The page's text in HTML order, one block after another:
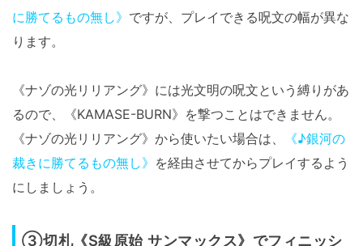
に勝てるもの無し》 ですが、プレイできる呪文の幅が異な
ります。
《ナゾの光リリアング》には光文明の呪文という縛りがあ
るので、《KAMASE-BURN》を撃つことはできません。
《ナゾの光リリアング》から使いたい場合は、
《♪銀河の
裁きに勝てるもの無し》 を経由させてからプレイするよう
にしましょう。
③切札《S級原始 サンマックス》でフィニッシ